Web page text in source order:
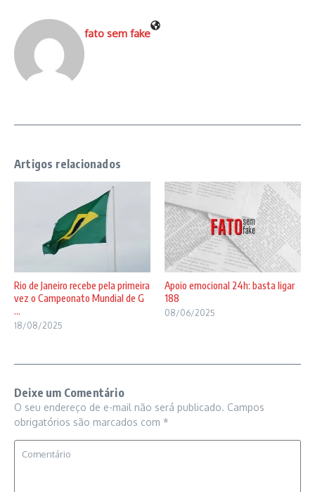
fato sem fake
Artigos relacionados
Rio de Janeiro recebe pela primeira
vez o Campeonato Mundial de G
...
18/08/2025
Apoio emocional 24h: basta ligar
188
08/06/2025
Deixe um Comentário
O seu endereço de e-mail não será publicado. Campos
obrigatórios são marcados com *